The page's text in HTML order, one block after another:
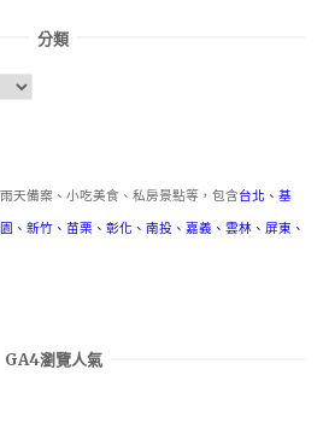
分類
天備案、小吃美食、私房景點等，包含台北 、 基
、 新竹 、 苗栗 、 彰化 、 南投 、 嘉義 、 雲林 、 屏東 、
GA4瀏覽人氣